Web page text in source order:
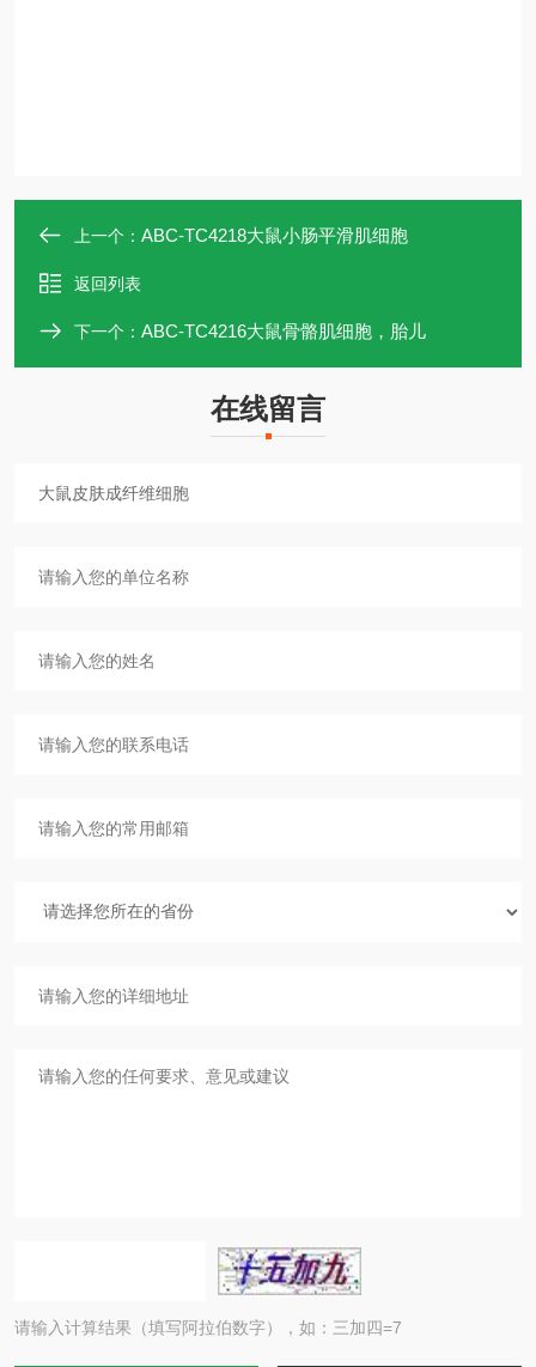
上一个： ABC-TC4218大鼠小肠平滑肌细胞
返回列表
下一个： ABC-TC4216大鼠骨骼肌细胞，胎儿
在线留言
请输入计算结果（填写阿拉伯数字），如：三加四=7